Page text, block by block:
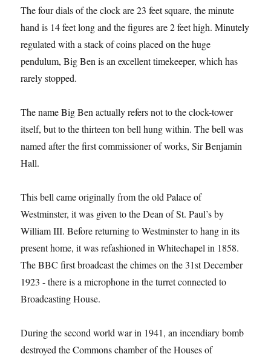
The four dials of the clock are 23 feet square, the minute
hand is 14 feet long and the figures are 2 feet high. Minutely
regulated with a stack of coins placed on the huge
pendulum, Big Ben is an excellent timekeeper, which has
rarely stopped.
The name Big Ben actually refers not to the clock-tower
itself, but to the thirteen ton bell hung within. The bell was
named after the first commissioner of works, Sir Benjamin
Hall.
This bell came originally from the old Palace of
Westminster, it was given to the Dean of St. Paul’s by
William III. Before returning to Westminster to hang in its
present home, it was refashioned in Whitechapel in 1858.
The BBC first broadcast the chimes on the 31st December
1923 - there is a microphone in the turret connected to
Broadcasting House.
During the second world war in 1941, an incendiary bomb
destroyed the Commons chamber of the Houses of